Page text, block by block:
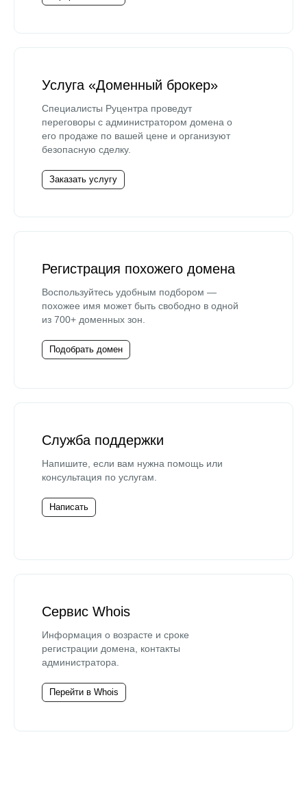
Услуга «Доменный брокер»
Специалисты Руцентра проведут
переговоры с администратором домена о
его продаже по вашей цене и организуют
безопасную сделку.
Заказать услугу
Регистрация похожего домена
Воспользуйтесь удобным подбором —
похожее имя может быть свободно в одной
из 700+ доменных зон.
Подобрать домен
Служба поддержки
Напишите, если вам нужна помощь или
консультация по услугам.
Написать
Сервис Whois
Информация о возрасте и сроке
регистрации домена, контакты
администратора.
Перейти в Whois